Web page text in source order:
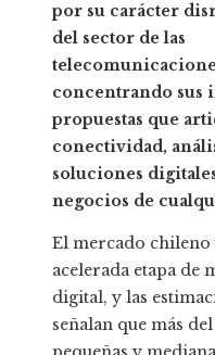
por su carácter
del sector de las
concentrando sus
propuestas que
conectividad,
soluciones
negocios de
El mercado chileno
acelerada etapa de
digital, y las
señalan que más del